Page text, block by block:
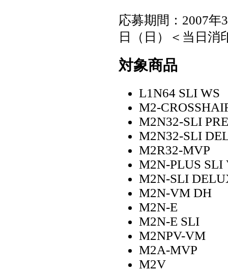
応募期間：2007年
日（日）＜当日消
対象商品
L1N64 SLI WS
M2-
M2N32-SLI
M2N32-SLI
M2R32-MVP
M2N-PLUS SLI
M2N-SLI
M2N-VM DH
M2N-E
M2N-E SLI
M2NPV-VM
M2A-MVP
M2V